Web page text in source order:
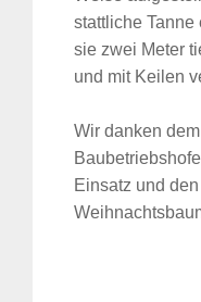
stattliche Tanne
sie zwei Meter
und mit Keilen
Wir danken
Einsatz und